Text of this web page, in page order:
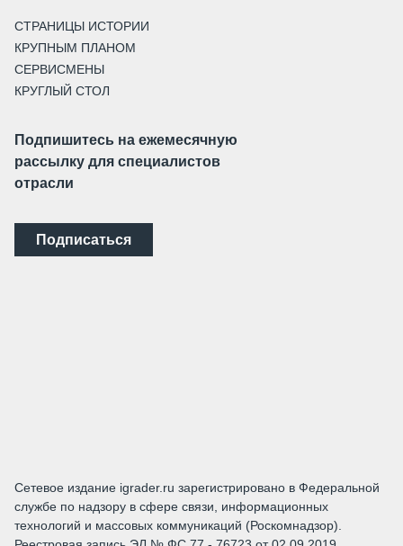
СТРАНИЦЫ ИСТОРИИ
КРУПНЫМ ПЛАНОМ
СЕРВИСМЕНЫ
КРУГЛЫЙ СТОЛ
Подпишитесь на ежемесячную
рассылку для специалистов
отрасли
Подписаться
Сетевое издание igrader.ru зарегистрировано в Федеральной
службе по надзору в сфере связи, информационных
технологий и массовых коммуникаций (Роскомнадзор).